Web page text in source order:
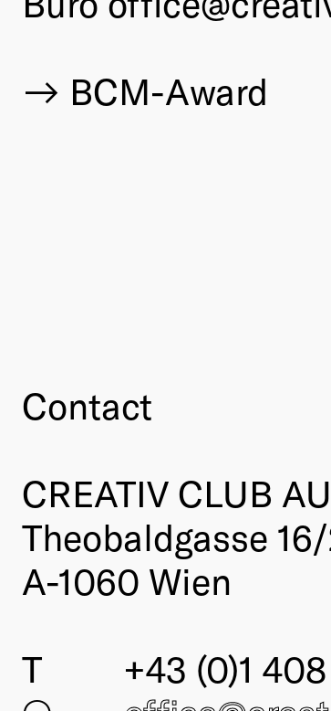
BCM-Award
Contact
CREATIV CLUB
Theobaldgasse
A-1060 Wien
T
+43 (0)1